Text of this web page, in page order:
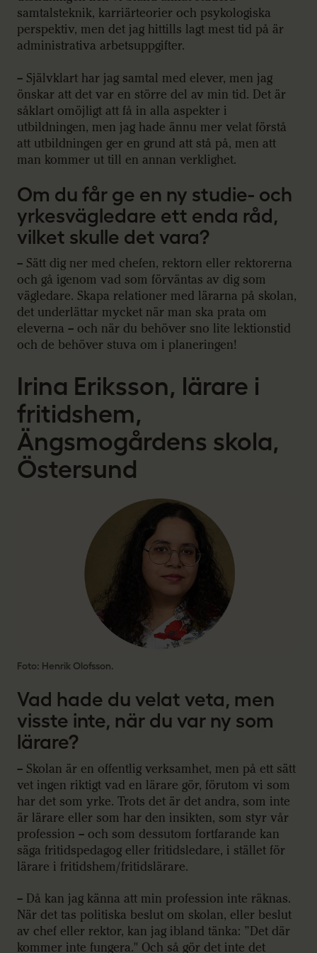
samtalsteknik, karriärteorier och psykologiska
perspektiv, men det jag hittills lagt mest tid på är
administrativa arbetsuppgifter.
– Självklart har jag samtal med elever, men jag
önskar att det var en större del av min tid. Det är
såklart omöjligt att få in alla aspekter i
utbildningen, men jag hade ännu mer velat förstå
att utbildningen ger en grund att stå på, men att
man kommer ut till en annan verklighet.
Om du får ge en ny studie- och
yrkesvägledare ett enda råd,
vilket skulle det vara?
– Sätt dig ner med chefen, rektorn eller rektorerna
och gå igenom vad som förväntas av dig som
vägledare. Skapa relationer med lärarna på skolan,
det underlättar mycket när man ska prata om
eleverna – och när du behöver sno lite lektionstid
och de behöver stuva om i planeringen!
Irina Eriksson, lärare i
fritidshem,
Ängsmogårdens skola,
Östersund
Foto: Henrik Olofsson.
Vad hade du velat veta, men
visste inte, när du var ny som
lärare?
– Skolan är en offentlig verksamhet, men på ett sätt
vet ingen riktigt vad en lärare gör, förutom vi som
har det som yrke. Trots det är det andra, som inte
är lärare eller som har den insikten, som styr vår
profession – och som dessutom fortfarande kan
säga fritidspedagog eller fritidsledare, i stället för
lärare i fritidshem/fritidslärare.
– Då kan jag känna att min profession inte räknas.
När det tas politiska beslut om skolan, eller beslut
av chef eller rektor, kan jag ibland tänka: ”Det där
kommer inte fungera." Och så gör det inte det